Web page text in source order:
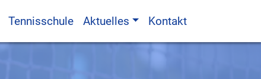
Tennisschule Aktuelles Kontakt